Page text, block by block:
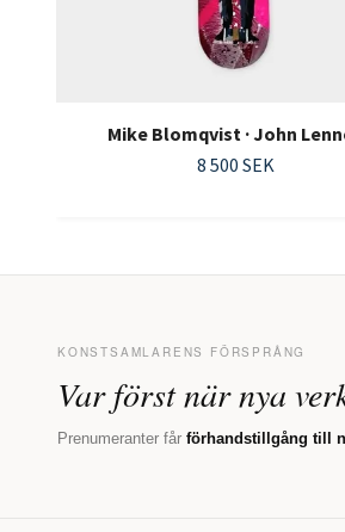
Mike Blomqvist · John
8 500 SEK
KONSTSAMLARENS FÖRSPRÅNG
Var först när nya
Prenumeranter får förhandstillgång till